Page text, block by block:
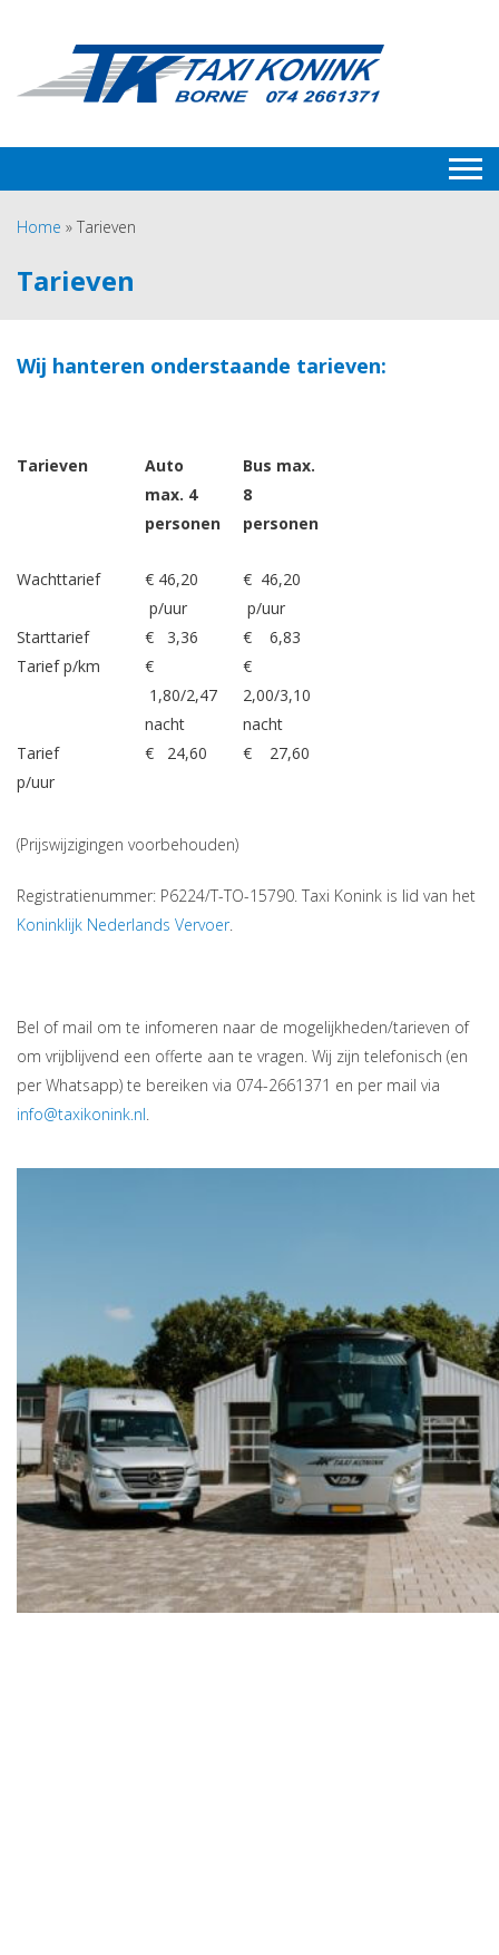
Home » Tarieven
Tarieven
Wij hanteren onderstaande tarieven:
Tarieven
Auto
max. 4
personen
Bus max.
8
personen
Wachttarief
€ 46,20
p/uur
€ 46,20
p/uur
Starttarief
€ 3,36
€ 6,83
Tarief p/km
€
1,80/2,47
nacht
€
2,00/3,10
nacht
Tarief
p/uur
€ 24,60 € 27,60
(Prijswijzigingen voorbehouden)
Registratienummer: P6224/T-TO-15790. Taxi Konink is lid van het
Koninklijk Nederlands Vervoer.
Bel of mail om te infomeren naar de mogelijkheden/tarieven of
om vrijblijvend een offerte aan te vragen. Wij zijn telefonisch (en
per Whatsapp) te bereiken via 074-2661371 en per mail via
info@taxikonink.nl.